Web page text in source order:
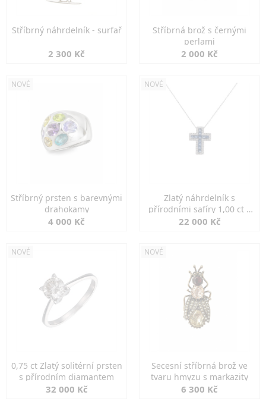
Stříbrný náhrdelník - surfař
2 300 Kč
Stříbrná brož s černými
perlami
2 000 Kč
NOVÉ
Stříbrný prsten s barevnými
drahokamy
4 000 Kč
NOVÉ
Zlatý náhrdelník s
přírodními safíry 1,00 ct a
diamanty
22 000 Kč
NOVÉ
0,75 ct Zlatý solitérní prsten
s přírodním diamantem
32 000 Kč
NOVÉ
Secesní stříbrná brož ve
tvaru hmyzu s markazity
6 300 Kč